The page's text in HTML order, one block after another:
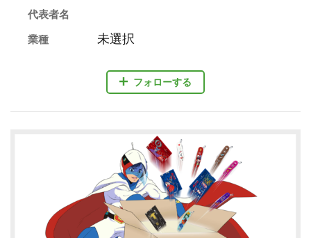
フォローする
代表者名
業種 未選択